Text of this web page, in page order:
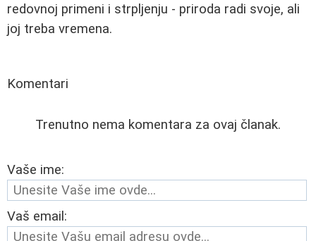
redovnoj primeni i strpljenju - priroda radi svoje, ali
joj treba vremena.
Komentari
Trenutno nema komentara za ovaj članak.
Vaše ime:
Vaš email: